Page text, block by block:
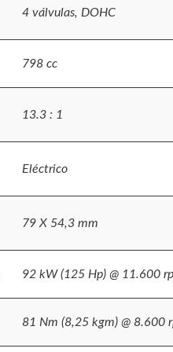
4 válvulas, DOHC
798 cc
13.3 : 1
Eléctrico
79 X 54,3 mm
92 kW (125 Hp) @ 11.600
81 Nm (8,25 kgm) @ 8.600